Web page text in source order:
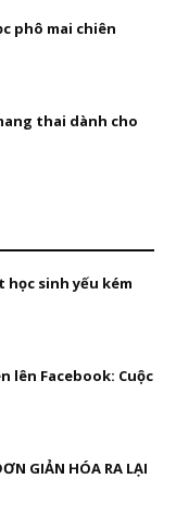
phô mai chiên
thai dành cho
học sinh yếu kém
lên Facebook: Cuộc
GIẢN HÓA RA LẠI